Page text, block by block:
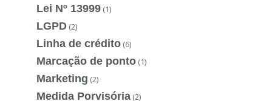
Lei Nº 13999 (1)
LGPD (2)
Linha de crédito (6)
Marcação de ponto (1)
Marketing (2)
Medida Porvisória (2)